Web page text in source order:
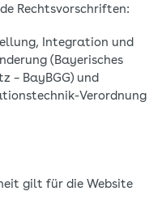
der
wir die Pflege der
Sprung
Rechtsvorschriften:
Integration und
(Bayerisches
– BayBGG) und
Verordnung
gilt für die Website